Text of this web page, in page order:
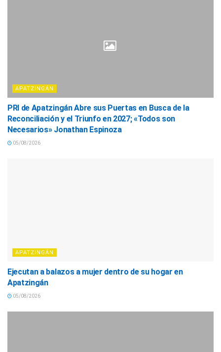
APATZINGÁN
PRI de Apatzingán Abre sus Puertas en Busca de la
Reconciliación y el Triunfo en 2027; «Todos son
Necesarios» Jonathan Espinoza
05/08/2026
APATZINGÁN
Ejecutan a balazos a mujer dentro de su hogar en
Apatzingán
05/08/2026